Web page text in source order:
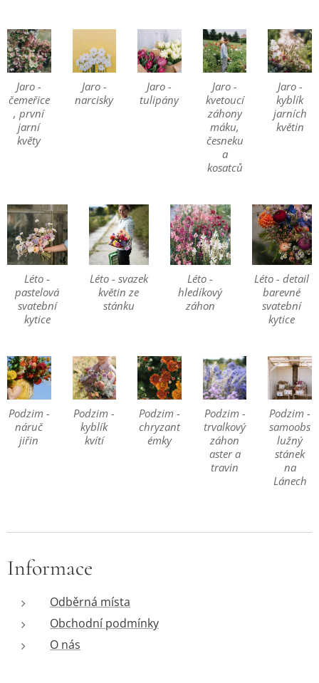
Jaro -
čemeřice
, první
jarní
květy
Jaro -
narcisky
Jaro -
tulipány
Jaro -
kvetoucí
záhony
máku,
česneku
a
kosatců
Jaro -
kyblík
jarních
květin
Léto -
pastelová
svatební
kytice
Léto - svazek
květin ze
stánku
Léto -
hledíkový
záhon
Léto - detail
barevné
svatební
kytice
Podzim -
náruč
jiřin
Podzim -
kyblík
kvítí
Podzim -
chryzant
émky
Podzim -
trvalkový
záhon
aster a
travin
Podzim -
samoobs
lužný
stánek
na
Lánech
Informace
Odběrná místa
Obchodní podmínky
O nás